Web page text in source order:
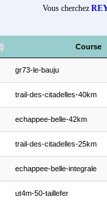
Vous cherchez
Course
gr73-le-bauju
trail-des-citadelles-40km
echappee-belle-42km
trail-des-citadelles-25km
echappee-belle-integrale
ut4m-50-taillefer